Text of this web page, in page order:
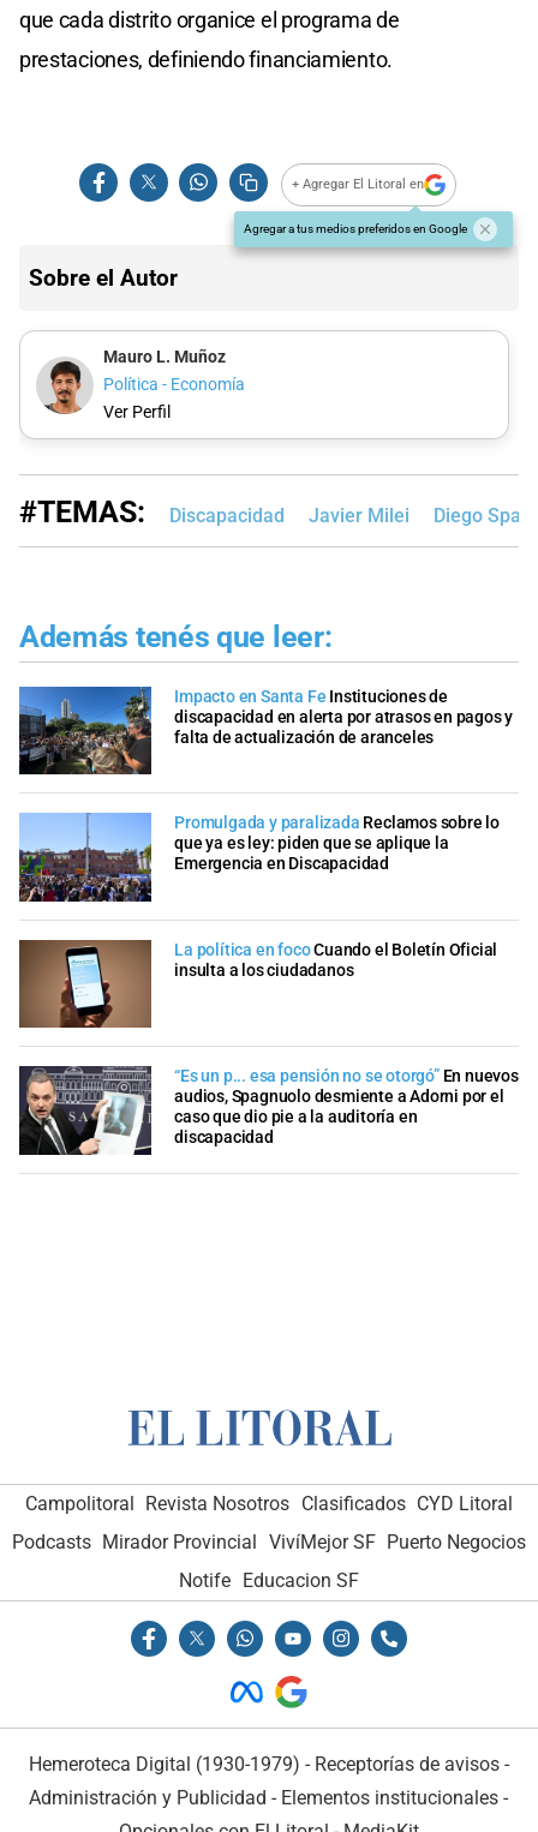
que cada distrito organice el programa de
prestaciones, definiendo financiamiento.
+ Agregar El Litoral en
Agregar a tus medios preferidos en Google
Sobre el Autor
Mauro L. Muñoz
Política - Economía
Ver Perfil
#TEMAS: Discapacidad Javier Milei Diego
Además tenés que leer:
Impacto en Santa Fe Instituciones de
discapacidad en alerta por atrasos en pagos y
falta de actualización de aranceles
Promulgada y paralizada Reclamos sobre lo
que ya es ley: piden que se aplique la
Emergencia en Discapacidad
La política en focoCuando el Boletín Oficial
insulta a los ciudadanos
“Es un p... esa pensión no se otorgó” En nuevos
audios, Spagnuolo desmiente a Adorni por el
caso que dio pie a la auditoría en
discapacidad
Campolitoral Revista Nosotros Clasificados CYD Litoral
Podcasts Mirador Provincial VivíMejor SF Puerto Negocios
Notife Educacion SF
Hemeroteca Digital (1930-1979) - Receptorías de avisos -
Administración y Publicidad - Elementos institucionales -